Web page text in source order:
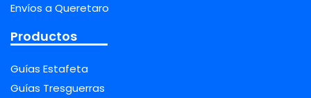
Envíos a Queretaro
Productos
Guías Estafeta
Guías Tresguerras